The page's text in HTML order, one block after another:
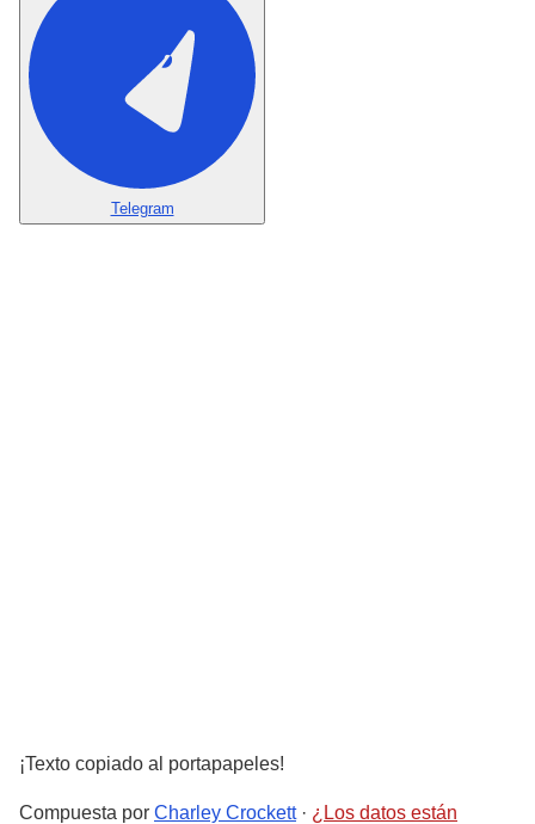
Telegram
¡Texto copiado al portapapeles!
Compuesta por Charley Crockett· ¿Los datos están